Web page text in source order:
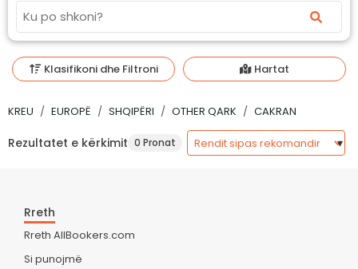
Klasifikoni dhe Filtroni Hartat
KREU EUROPË SHQIPËRI OTHER QARK CAKRAN
Rezultatet e kërkimit 0 Pronat
Rreth
Rreth AllBookers.com
Si punojmë